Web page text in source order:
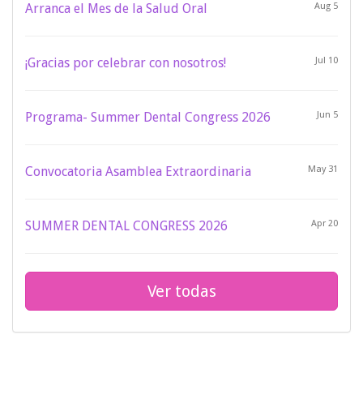
Aug 5
Arranca el Mes de la Salud Oral
Jul 10
¡Gracias por celebrar con nosotros!
Jun 5
Programa- Summer Dental Congress 2026
May 31
Convocatoria Asamblea Extraordinaria
Apr 20
SUMMER DENTAL CONGRESS 2026
Ver todas